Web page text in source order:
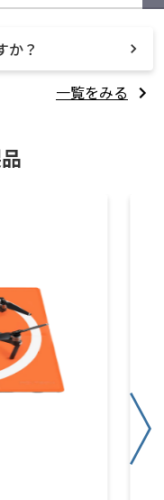
か？
一覧をみる